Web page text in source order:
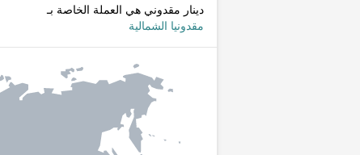
دينار مقدوني هي العملة الخاصة بـ
مقدونيا الشمالية